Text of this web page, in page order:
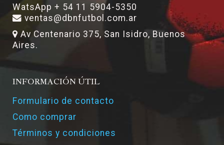
WatsApp + 54 11 5904-5350
ventas@dbnfutbol.com.ar
Av Centenario 375, San Isidro, Buenos
Aires.
INFORMACIÓN ÚTIL
Formulario de contacto
Como comprar
Términos y condiciones